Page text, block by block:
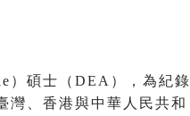
）碩士（DEA），為紀錄
灣、香港與中華人民共和